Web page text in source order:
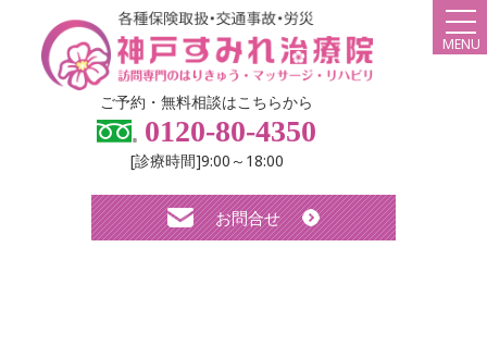
ご予約・無料相談はこちらから
0120-80-4350
[診療時間]9:00～18:00
お問合せ
MENU
弊社について
スタッフ紹介
診療メニュー・料金